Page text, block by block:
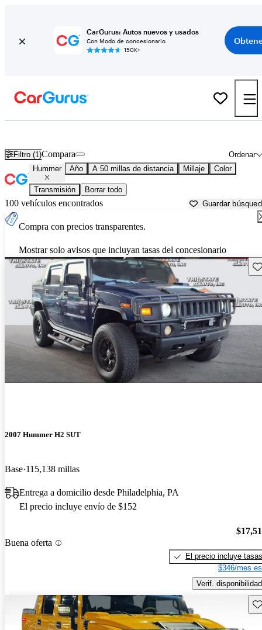
CarGurus: Autos nuevos y usados
Con Modo de concesionario
150K+
Filtro (1) Ordenar
Compara
Hummer Año A 50 millas de distancia Millaje Color
Transmisión Borrar todo
100 vehículos encontrados Guardar
Compra con precios transparentes.
Mostrar solo avisos que incluyan tasas del concesionario
2007 Hummer H2 SUT
Base 115,138 millas
Entrega a domicilio desde Philadelphia, PA
El precio incluye envío de $152
Buena oferta
El precio incluye tasas
$346/mes
Verif. disponibilidad